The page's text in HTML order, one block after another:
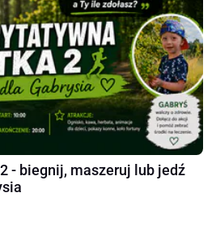
- biegnij, maszeruj lub jedź